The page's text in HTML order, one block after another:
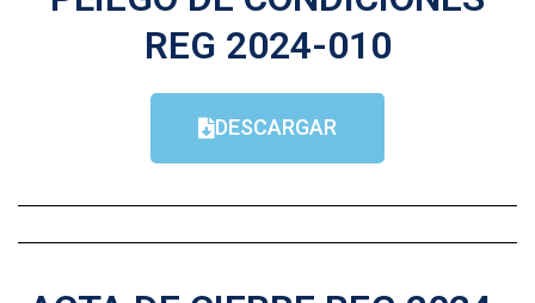
REG 2024-010
DESCARGAR